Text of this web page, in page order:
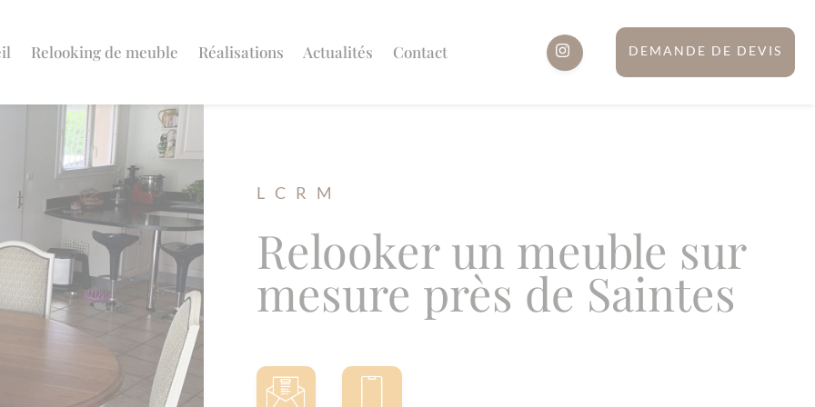
Relooking de meuble Réalisations Actualités Contact DEMANDE DE DEVIS
L C R M
Relooker un meuble sur
mesure près de Saintes